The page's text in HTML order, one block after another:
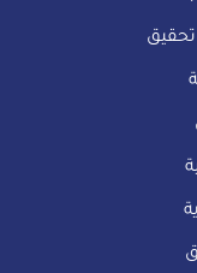
تحقيق